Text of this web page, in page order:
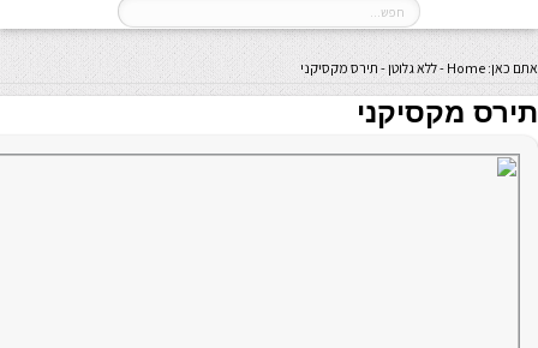
אתם כאן: Home
-ללא גלוטן- תירס מקסיקני
תירס מקסיקני